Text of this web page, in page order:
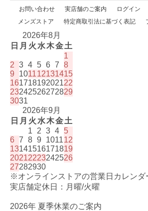
お問い合わせ 実店舗のご案内 ログイン
メンズストア
特定商取引法に基づく表記
2026年8月
日 月 火 水木金土
1
2 3 4 5 6 7 8
9
101112131415
16171819202122
23242526272829
3031
2026年9月
日 月 火 水木金土
1
2 3 4 5
6 7 8 9 101112
13141516171819
20212223242526
27282930
※オンラインストアの営業日カレンダ
実店舗定休日：月曜/火曜
2026年 夏季休業のご案内